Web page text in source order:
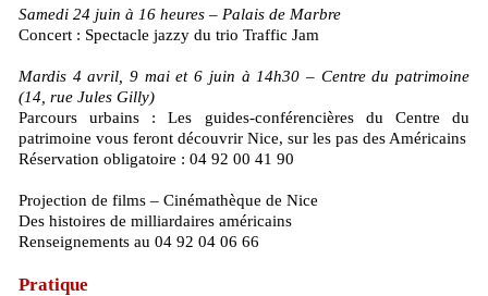
Samedi 24 juin à 16 heures – Palais de Marbre
Concert : Spectacle jazzy du trio Traffic Jam
Mardis 4 avril, 9 mai et 6 juin à 14h30 – Centre du patrimoine
(14, rue Jules Gilly)
Parcours urbains : Les guides-conférencières du Centre du
patrimoine vous feront découvrir Nice, sur les pas des Américains
Réservation obligatoire : 04 92 00 41 90
Projection de films – Cinémathèque de Nice
Des histoires de milliardaires américains
Renseignements au 04 92 04 06 66
Pratique